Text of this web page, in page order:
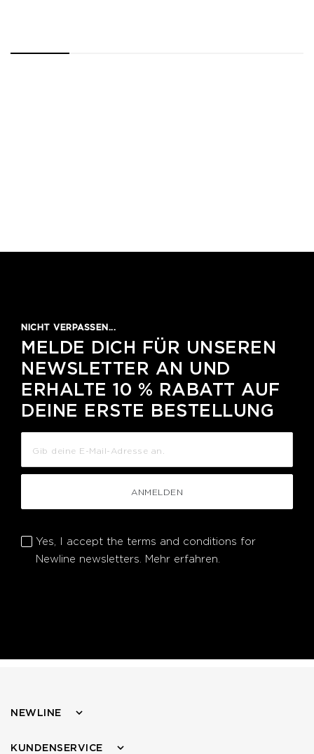
NICHT VERPASSEN...
MELDE DICH FÜR UNSEREN
NEWSLETTER AN UND
ERHALTE 10 % RABATT AUF
DEINE ERSTE BESTELLUNG
ANMELDEN
Yes, I accept the terms and conditions for
Newline newsletters. Mehr erfahren.
NEWLINE
KUNDENSERVICE